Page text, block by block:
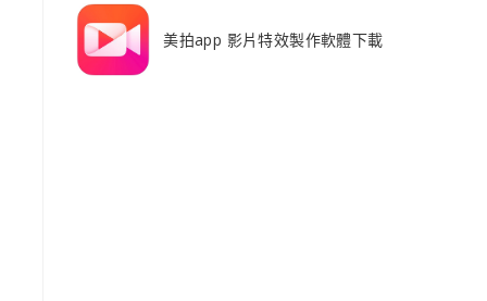
美拍app 影片特效製作軟體下載